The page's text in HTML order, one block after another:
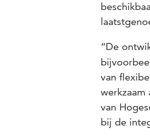
“De
van
van
bij de